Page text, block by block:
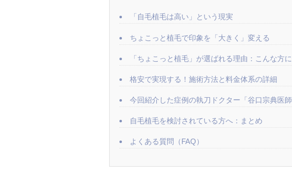
「自毛植毛は高い」という現実
ちょこっと植毛で印象を「大きく」変える
「ちょこっと植毛」が選ばれる理由：こんな方
格安で実現する！施術方法と料金体系の詳細
今回紹介した症例の執刀ドクター「谷口宗典医師
自毛植毛を検討されている方へ：まとめ
よくある質問（FAQ）